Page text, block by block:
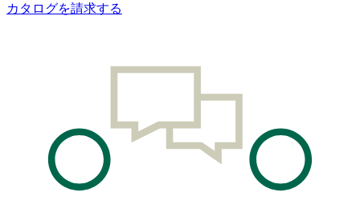
カタログを請求する